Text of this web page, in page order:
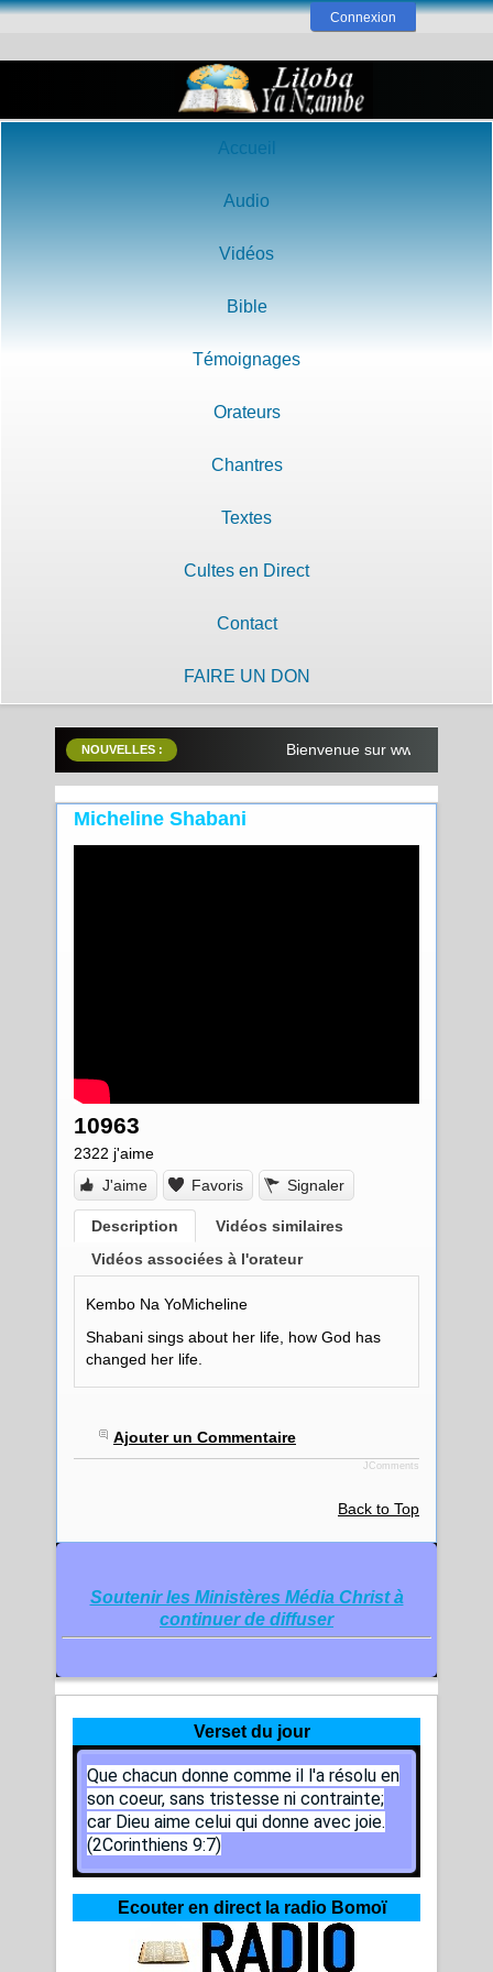
Connexion
Accueil
Audio
Vidéos
Bible
Témoignages
Orateurs
Chantres
Textes
Cultes en Direct
Contact
FAIRE UN DON
NOUVELLES : Bienvenue sur
Micheline Shabani
10963
2322 j'aime
J'aime
Favoris Signaler
Description
Vidéos similaires
Vidéos associées à l'orateur
Kembo Na YoMicheline
Shabani sings about her life, how God has
changed her life.
Ajouter un Commentaire
JComments
Back to Top
Soutenir les Ministères Média Christ à
continuer de diffuser
Verset du jour
Que chacun donne comme il l'a résolu en
son coeur, sans tristesse ni contrainte;
car Dieu aime celui qui donne avec joie.
(2Corinthiens 9:7)
Ecouter en direct la radio Bomoï